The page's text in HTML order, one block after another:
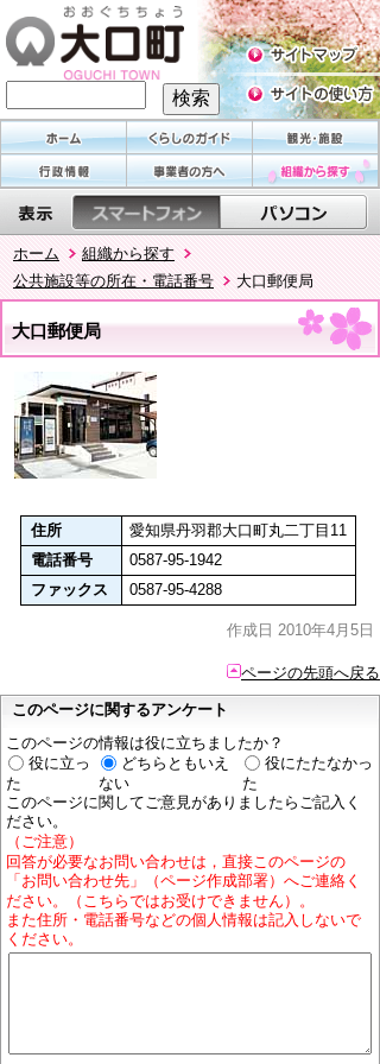
ホーム
組織から探す
公共施設等の所在・電話番号
大口郵便局
大口郵便局
住所
愛知県丹羽郡大口町丸二丁目11
電話番号
0587-95-1942
ファックス
0587-95-4288
作成日 2010年4月5日
ページの先頭へ戻る
このページに関するアンケート
このページの情報は役に立ちましたか？
役に立っ
た
どちらともいえ
ない
役にたたなかっ
た
このページに関してご意見がありましたらご記入く
ださい。
（ご注意）
回答が必要なお問い合わせは，直接このページの
「お問い合わせ先」（ページ作成部署）へご連絡く
ださい。（こちらではお受けできません）。
また住所・電話番号などの個人情報は記入しないで
ください。